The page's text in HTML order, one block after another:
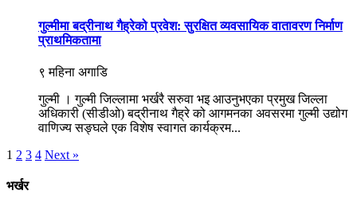
गुल्मीमा बद्रीनाथ गैह्रेको प्रवेश: सुरक्षित व्यवसायिक वातावरण निर्माण
प्राथमिकतामा
९ महिना अगाडि
गुल्मी । गुल्मी जिल्लामा भर्खरै सरुवा भइ आउनुभएका प्रमुख जिल्ला
अधिकारी (सीडीओ) बद्रीनाथ गैह्रे को आगमनका अवसरमा गुल्मी उद्योग
वाणिज्य सङ्घले एक विशेष स्वागत कार्यक्रम...
1 2 3 4 Next »
भर्खर